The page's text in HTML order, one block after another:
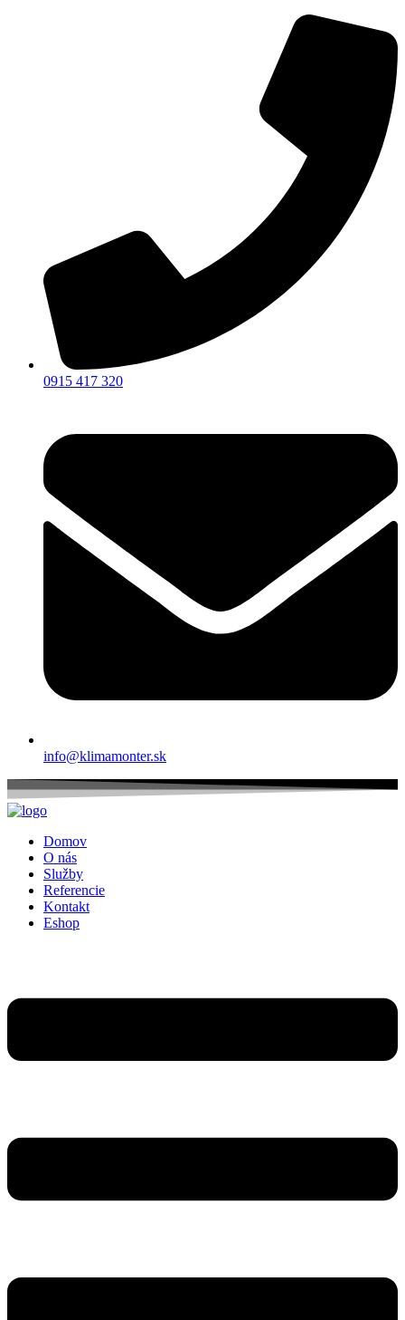
0915 417 320
info@klimamonter.sk
Domov
O nás
Služby
Referencie
Kontakt
Eshop